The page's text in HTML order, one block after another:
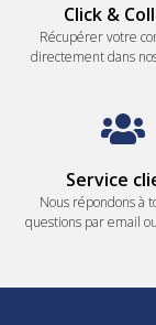
Click &
Récupérer votre
directement dans
Service
Nous répondons à
questions par email